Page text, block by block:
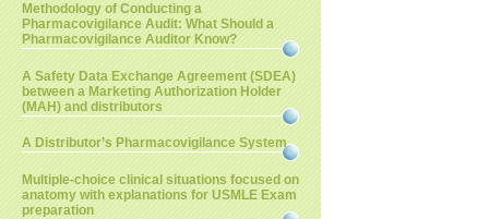
Methodology of Conducting a
Pharmacovigilance Audit: What Should a
Pharmacovigilance Auditor Know?
A Safety Data Exchange Agreement (SDEA)
between a Marketing Authorization Holder
(MAH) and distributors
A Distributor’s Pharmacovigilance System
Multiple-choice clinical situations focused on
anatomy with explanations for USMLE Exam
preparation